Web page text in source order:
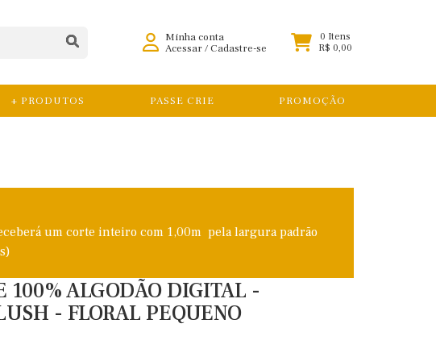
Minha conta
Acessar/Cadastre-se
0 Itens
R$ 0,00
+ PRODUTOS PASSE CRIE PROMOÇÃO
um corte inteiro com 1,00m pela largura padrão
100% ALGODÃO DIGITAL -
- FLORAL PEQUENO